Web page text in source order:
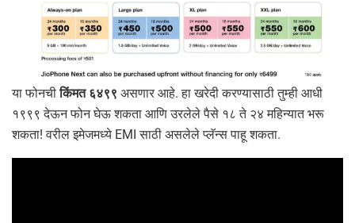
या फोनचीकिंमत ६४९९ असणार आहे. हा खरेदी करण्यासाठी तुम्ही आधी
१९९९ देऊन फोन घेऊ शकता आणि उरलेले पैसे १८ ते २४ महिन्यात भरू
शकता! वरील इमेजमध्ये EMI साठी असलेले प्लॅन्स पाहू शकता.